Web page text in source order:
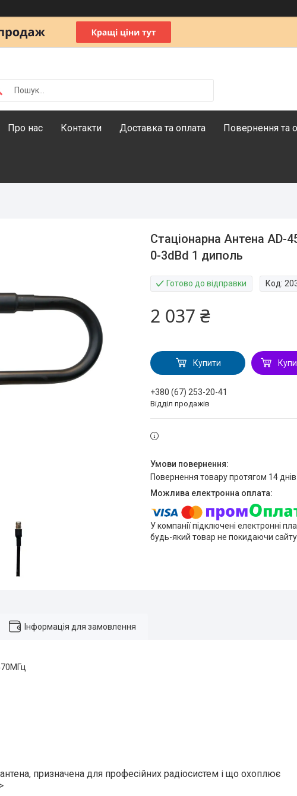
Про нас Контакти Доставка та оплата Повернення та
Стаціонарна Антена AD-
0-3dBd 1 диполь
Готово до відправки Код:
2 037 ₴
Купити
+380 (67) 253-20-41
Відділ продажів
повернення товару протягом 14 днів
У компанії підключені електронні
будь-який товар не покидаючи
Інформація для замовлення
призначена для професійних радіосистем і що охоплює